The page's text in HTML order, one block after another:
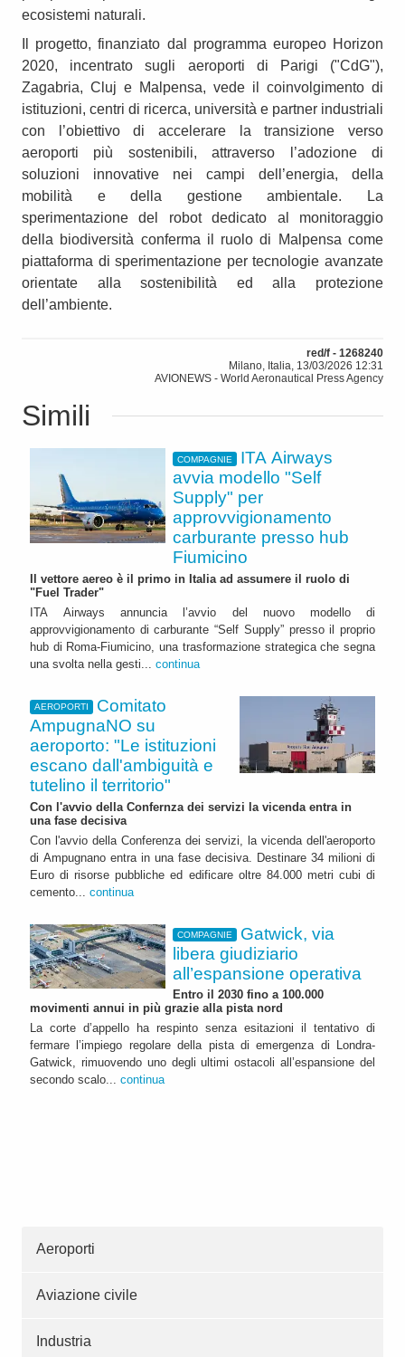
ecosistemi naturali.
Il progetto, finanziato dal programma europeo Horizon
2020, incentrato sugli aeroporti di Parigi ("CdG"),
Zagabria, Cluj e Malpensa, vede il coinvolgimento di
istituzioni, centri di ricerca, università e partner industriali
con l’obiettivo di accelerare la transizione verso
aeroporti più sostenibili, attraverso l’adozione di
soluzioni innovative nei campi dell’energia, della
mobilità e della gestione ambientale. La
sperimentazione del robot dedicato al monitoraggio
della biodiversità conferma il ruolo di Malpensa come
piattaforma di sperimentazione per tecnologie avanzate
orientate alla sostenibilità ed alla protezione
dell’ambiente.
red/f - 1268240
Milano, Italia, 13/03/2026 12:31
AVIONEWS - World Aeronautical Press Agency
Simili
COMPAGNIE
ITA Airways
avvia modello "Self
Supply" per
approvvigionamento
carburante presso hub
Fiumicino
Il vettore aereo è il primo in Italia ad assumere il ruolo di
"Fuel Trader"
ITA Airways annuncia l’avvio del nuovo modello di
approvvigionamento di carburante “Self Supply” presso il proprio
hub di Roma-Fiumicino, una trasformazione strategica che segna
una svolta nella gesti... continua
AEROPORTI
Comitato
AmpugnaNO su
aeroporto: "Le istituzioni
escano dall'ambiguità e
tutelino il territorio"
Con l'avvio della Confernza dei servizi la vicenda entra in
una fase decisiva
Con l'avvio della Conferenza dei servizi, la vicenda dell'aeroporto
di Ampugnano entra in una fase decisiva. Destinare 34 milioni di
Euro di risorse pubbliche ed edificare oltre 84.000 metri cubi di
cemento... continua
COMPAGNIE
Gatwick, via
libera giudiziario
all’espansione operativa
Entro il 2030 fino a 100.000
movimenti annui in più grazie alla pista nord
La corte d’appello ha respinto senza esitazioni il tentativo di
fermare l’impiego regolare della pista di emergenza di Londra-
Gatwick, rimuovendo uno degli ultimi ostacoli all’espansione del
secondo scalo... continua
Aeroporti
Aviazione civile
Industria